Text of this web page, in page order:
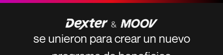
se unieron para crear un nuevo